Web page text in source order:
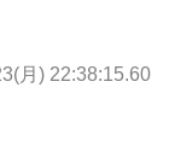
月) 22:38:15.60